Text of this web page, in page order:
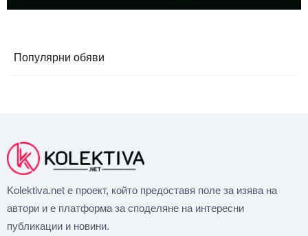
Популярни обяви
Kolektiva.net е проект, който предоставя поле за изява на
автори и е платформа за споделяне на интересни
публикации и новини.